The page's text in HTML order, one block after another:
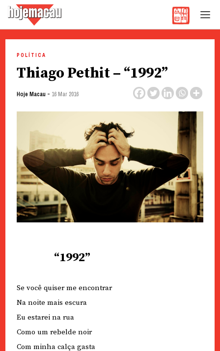
content
POLÍTICA
Thiago Pethit – “1992”
Hoje Macau - 16 Mar 2016
“1992”
Se você quiser me encontrar
Na noite mais escura
Eu estarei na rua
Como um rebelde noir
Com minha calça gasta